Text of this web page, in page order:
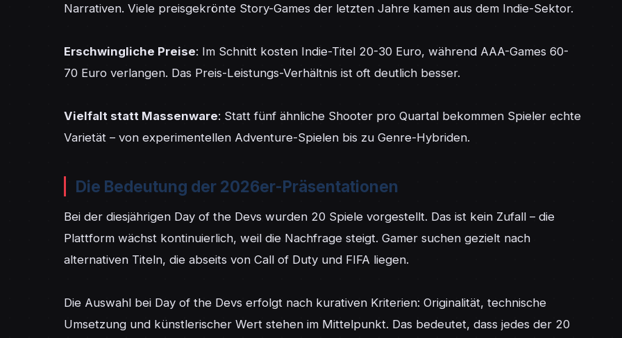
Narrativen. Viele preisgekrönte Story-Games der letzten Jahre kamen aus dem Indie-Sektor.
Erschwingliche Preise: Im Schnitt kosten Indie-Titel 20-30 Euro, während AAA-Games 60-
70 Euro verlangen. Das Preis-Leistungs-Verhältnis ist oft deutlich besser.
Vielfalt statt Massenware: Statt fünf ähnliche Shooter pro Quartal bekommen Spieler echte
Varietät – von experimentellen Adventure-Spielen bis zu Genre-Hybriden.
Die Bedeutung der 2026er-Präsentationen
Bei der diesjährigen Day of the Devs wurden 20 Spiele vorgestellt. Das ist kein Zufall – die
Plattform wächst kontinuierlich, weil die Nachfrage steigt. Gamer suchen gezielt nach
alternativen Titeln, die abseits von Call of Duty und FIFA liegen.
Die Auswahl bei Day of the Devs erfolgt nach kurativen Kriterien: Originalität, technische
Umsetzung und künstlerischer Wert stehen im Mittelpunkt. Das bedeutet, dass jedes der 20